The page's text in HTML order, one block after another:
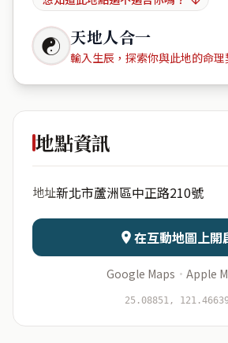
☯ 天地人合一
輸入生辰，探索你與此地的命理
日期 出生時辰
資料僅用於即時分析，不
地點資訊
地址新北市蘆洲區中正路210號
在互動地圖上開
Google Maps · Apple
25.08851,